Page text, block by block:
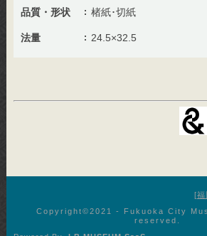
品質・形状 楮紙･切紙
法量 24.5×32.5
福
Copyright©︎2021 - Fukuoka City
reserved.